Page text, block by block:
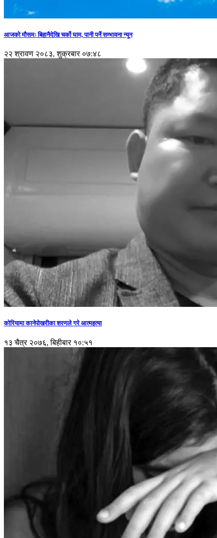
आजको मौसमः बिहानैदेखि चर्को घाम, पानी पर्ने सम्भावना न्यून
२२ श्रावण २०८३, शुक्रबार ०७:४८
कोरियामा कानेपोखरीका शरणले गरे आत्महत्या
१३ चैत्र २०७६, बिहीबार १०:५१